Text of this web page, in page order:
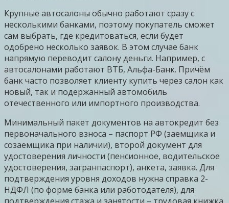
Крупные автосалоны обычно работают сразу с
несколькими банками, поэтому покупатель сможет
сам выбрать, где кредитоваться, если будет
одобрено несколько заявок. В этом случае банк
напрямую переводит салону деньги. Например, с
автосалонами работают ВТБ, Альфа-Банк. Причём
банк часто позволяет клиенту купить через салон как
новый, так и подержанный автомобиль
отечественного или импортного производства.
Минимальный пакет документов на автокредит без
первоначального взноса – паспорт РФ (заемщика и
созаемщика при наличии), второй документ для
удостоверения личности (пенсионное, водительское
удостоверения, загранпаспорт), анкета, заявка. Для
подтверждения уровня доходов нужна справка 2-
НДФЛ (по форме банка или работодателя), для